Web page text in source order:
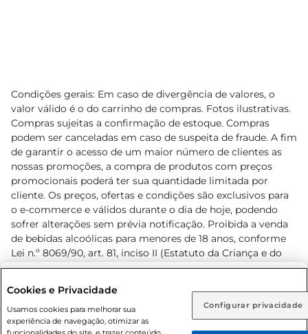
Rio de Janeiro (RJ) Goiás (GO)
Ou
Condições gerais: Em caso de divergência de valores, o
valor válido é o do carrinho de compras. Fotos ilustrativas.
Compras sujeitas a confirmação de estoque. Compras
podem ser canceladas em caso de suspeita de fraude. A fim
de garantir o acesso de um maior número de clientes as
nossas promoções, a compra de produtos com preços
promocionais poderá ter sua quantidade limitada por
cliente. Os preços, ofertas e condições são exclusivos para
o e-commerce e válidos durante o dia de hoje, podendo
sofrer alterações sem prévia notificação. Proibida a venda
de bebidas alcoólicas para menores de 18 anos, conforme
Lei n.º 8069/90, art. 81, inciso II (Estatuto da Criança e do
Adolescente). Preços e condições exclusivos para o
prévio. O valor mínimo para as compras on-line é de R$
80,00.
Cookies e Privacidade
Usamos cookies para melhorar sua
experiência de navegação, otimizar as
Configurar privacidade